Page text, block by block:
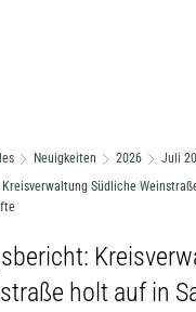
Neuigkeiten 2026
Juli
Südliche
holt auf in